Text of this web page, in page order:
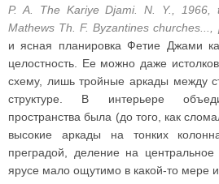
P. A. The Kariye Djami. N. Y.,
Mathews Th. F. Byzantines
и ясная планировка Фетие Джами
целостность. Ее можно даже
схему, лишь тройные аркады между
структуре. В интерьере
пространства была (до того, как
высокие аркады на тонких
преградой, деление на
ярусе мало ощутимо в какой-то мере